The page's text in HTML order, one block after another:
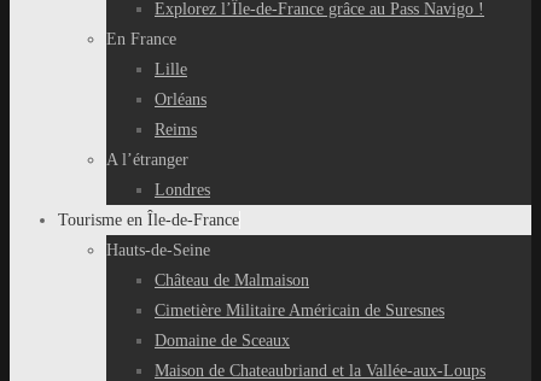
Explorez l’Île-de-France grâce au Pass Navigo !
En France
Lille
Orléans
Reims
A l’étranger
Londres
Tourisme en Île-de-France
Hauts-de-Seine
Château de Malmaison
Cimetière Militaire Américain de Suresnes
Domaine de Sceaux
Maison de Chateaubriand et la Vallée-aux-Loups